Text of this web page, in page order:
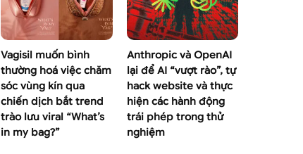
Vagisil muốn bình
thường hoá việc chăm
sóc vùng kín qua
chiến dịch bắt trend
trào lưu viral “What’s
in my bag?”
Anthropic và OpenAI
lại để AI “vượt rào”, tự
hack website và thực
hiện các hành động
trái phép trong thử
nghiệm